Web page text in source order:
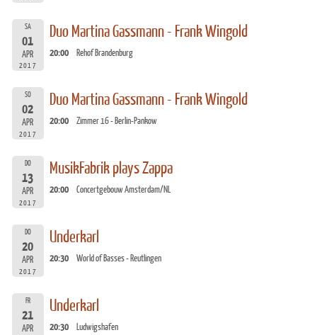
SA
01
APR
2017
Duo Martina Gassmann - Frank Wingold
20:00 Rehof Brandenburg
SO
02
APR
2017
Duo Martina Gassmann - Frank Wingold
20:00 Zimmer 16 - Berlin-Pankow
DO
13
APR
2017
MusikFabrik plays Zappa
20:00 Concertgebouw Amsterdam/NL
DO
20
APR
2017
Underkarl
20:30 World of Basses - Reutlingen
FR
21
APR
Underkarl
20:30 Ludwigshafen